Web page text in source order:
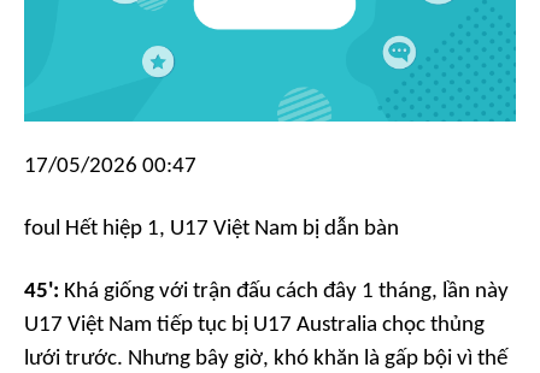
17/05/2026 00:47
foul Hết hiệp 1, U17 Việt Nam bị dẫn bàn
45': Khá giống với trận đấu cách đây 1 tháng, lần này
U17 Việt Nam tiếp tục bị U17 Australia chọc thủng
lưới trước. Nhưng bây giờ, khó khăn là gấp bội vì thế